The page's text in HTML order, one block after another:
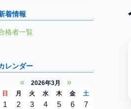
着情報
格者一覧
レンダー
« 2026年3月 »
日 月 火 水 木 金 土
1 2 3 4 5 6
7